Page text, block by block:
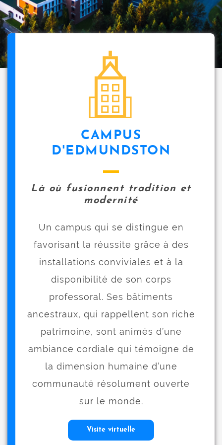
i
p
CAMPUS
D'EDMUNDSTON
Là où fusionnent tradition et
modernité
Un campus qui se distingue en
favorisant la réussite grâce à des
installations conviviales et à la
disponibilité de son corps
professoral. Ses bâtiments
ancestraux, qui rappellent son riche
patrimoine, sont animés d’une
ambiance cordiale qui témoigne de
la dimension humaine d’une
communauté résolument ouverte
sur le monde.
Visite virtuelle